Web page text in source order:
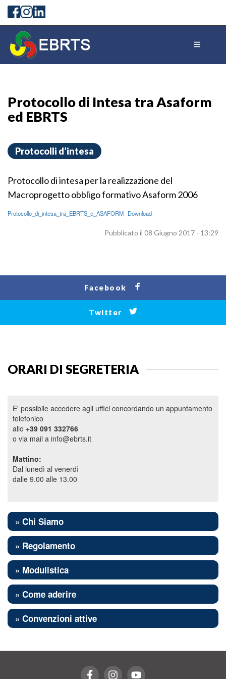
Protocollo di Intesa tra Asaform
ed EBRTS
Protocolli d’intesa
Protocollo di intesa per la realizzazione del
Macroprogetto obbligo formativo Asaform 2006
Protocollo_di_intesa_tra_EBRTS_e_ASAFORM Download
Pubblicato il 08 Giugno 2017 - 13:29
Facebook
Twitter
ORARI DI SEGRETERIA
E' possibile accedere agli uffici concordando un appuntamento
telefonico
allo +39 091 332766
o via mail a info@ebrts.it
Mattino:
Dal lunedì al venerdì
dalle 9.00 alle 13.00
» Chi Siamo
» Regolamento
» Modulistica
» Come aderire
» Convenzioni attive